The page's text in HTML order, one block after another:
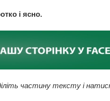
і ясно.
частину тексту і